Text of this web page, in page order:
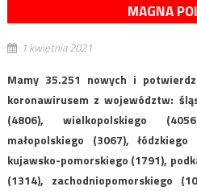
MAGNA
1 kwietnia 2021
Mamy 35.251 nowych i
koronawirusem z województw:
(4806), wielkopolskiego
małopolskiego (3067),
kujawsko-pomorskiego (1791),
(1314), zachodniopomorskiego